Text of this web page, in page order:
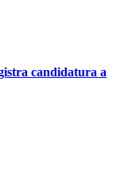
candidatura a